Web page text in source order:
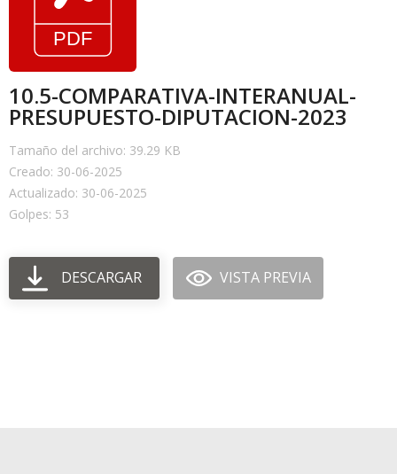
10.5-COMPARATIVA-INTERANUAL-
PRESUPUESTO-DIPUTACION-2023
Tamaño del archivo: 39.29 KB
Creado: 30-06-2025
Actualizado: 30-06-2025
Golpes: 53
DESCARGAR VISTA PREVIA